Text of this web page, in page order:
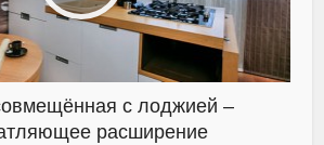
с лоджией –
расширение